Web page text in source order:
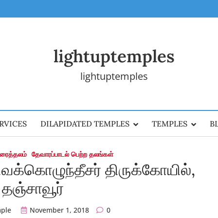
lightuptemples
lightuptemples
DILAPIDATED TEMPLES TEMPLES
தேவாரப்பாடல் பெற்ற தலங்கள்
திருக்கோயில்,
தஞ்சாவூர்
November 1, 2018 0